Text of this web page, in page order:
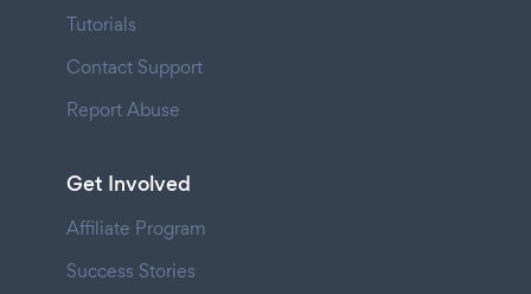
Tutorials
Contact Support
Report Abuse
Get Involved
Affiliate Program
Success Stories